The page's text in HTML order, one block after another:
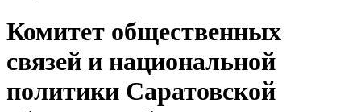
Комитет общественных
связей и национальной
политики Саратовской